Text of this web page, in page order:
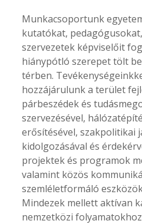
Munkacsoportunk
kutatókat,
szervezetek képviselőit
hiánypótló szerepet tölt
térben.
hozzájárulunk a terület
párbeszédek és
szervezésével,
erősítésével, szakpolitikai
kidolgozásával és
projektek és programok
valamint közös
szemléletformáló
Mindezek mellett aktívan
nemzetközi